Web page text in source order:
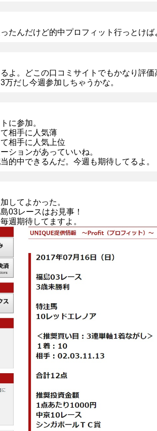
たんだけど的中プロフィット行っとけば
よ。どこの口コミサイトでもかなり評
万だし今週参加しちゃうかな。
に参加。
相手に人気薄
相手に人気上位
ションがあっていいね。
的中できるんだ。今週も期待してるよ。
してよかった。
03レースはお見事！
週期待してますよ。